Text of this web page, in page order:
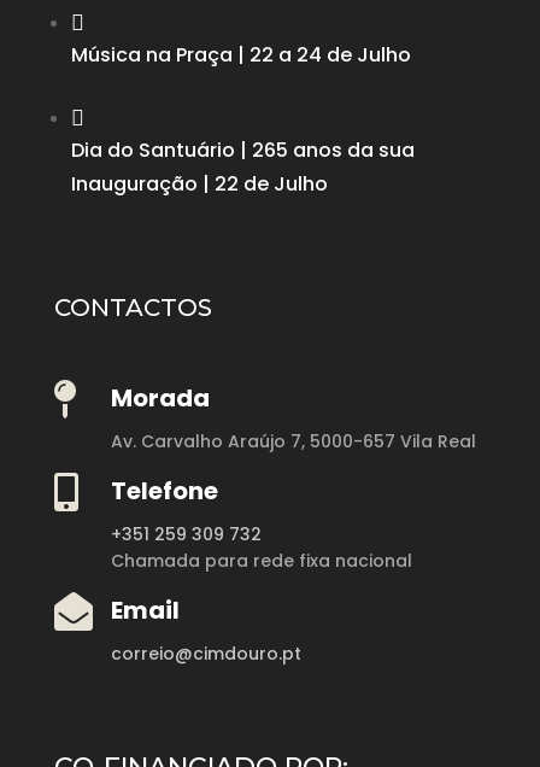

Música na Praça | 22 a 24 de Julho

Dia do Santuário | 265 anos da sua
Inauguração | 22 de Julho
CONTACTOS
 Morada
Av. Carvalho Araújo 7, 5000-657 Vila Real
 Telefone
+351 259 309 732
Chamada para rede fixa nacional
 Email
correio@cimdouro.pt